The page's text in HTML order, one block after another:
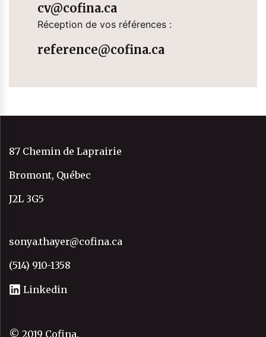
cv@cofina.ca
Réception de vos références :
reference@cofina.ca
87 Chemin de Laprairie
Bromont, Québec
J2L 3G5
sonya.thayer@cofina.ca
(514) 910-1358
Linkedin
© 2019 Cofina.